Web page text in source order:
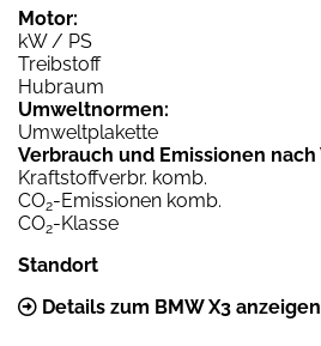
Motor:
kW / PS
Treibstoff
Hubraum
Umweltnormen:
Umweltplakette
Verbrauch und Emissionen nach
Kraftstoffverbr. komb.
CO2-Emissionen komb.
CO2-Klasse
Standort
Details zum BMW X3 anzeigen